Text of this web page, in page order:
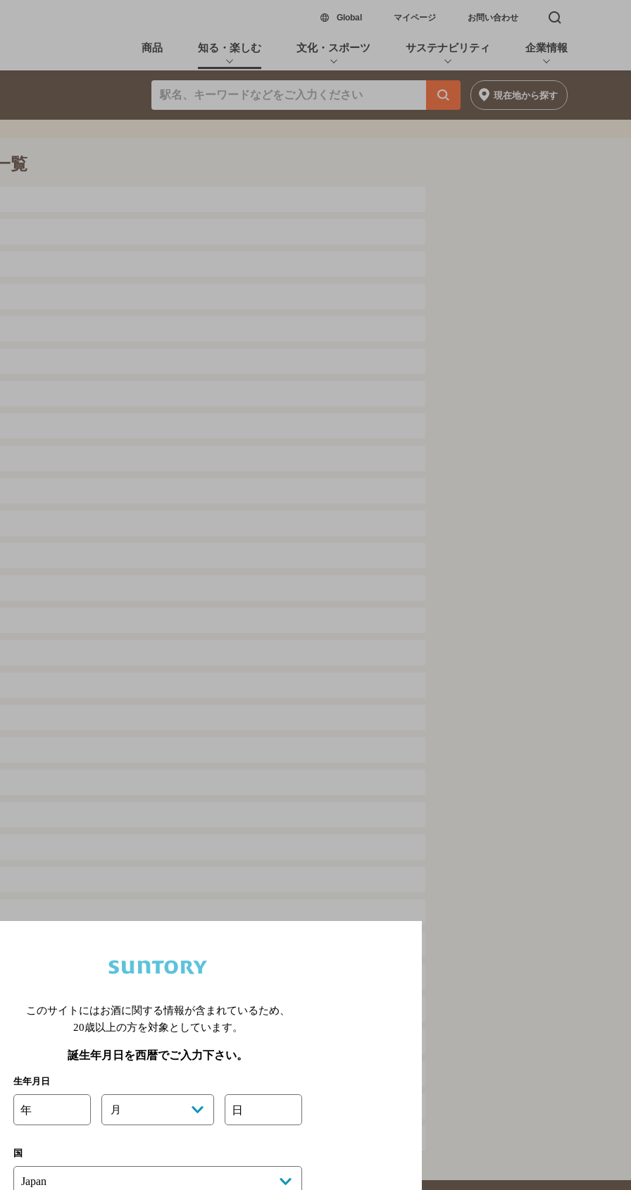
Global新しいウィンドウで開く
マイページ お問い合わせ 検索窓を開く
商品 知る・楽しむ 文化・スポーツ サステナビリティ 企業情報
現在地から探す
覧
このサイトにはお酒に関する情報が含まれているため、
20歳以上の方を対象としています。
誕生年月日を西暦でご入力下さい。
生年月日
年 月 日
国